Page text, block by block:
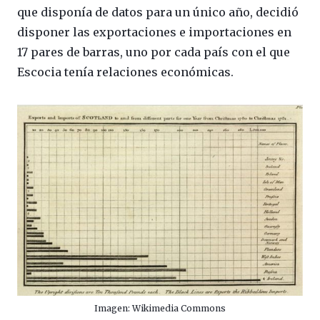
que disponía de datos para un único año, decidió
disponer las exportaciones e importaciones en
17 pares de barras, uno por cada país con el que
Escocia tenía relaciones económicas.
Imagen: Wikimedia Commons